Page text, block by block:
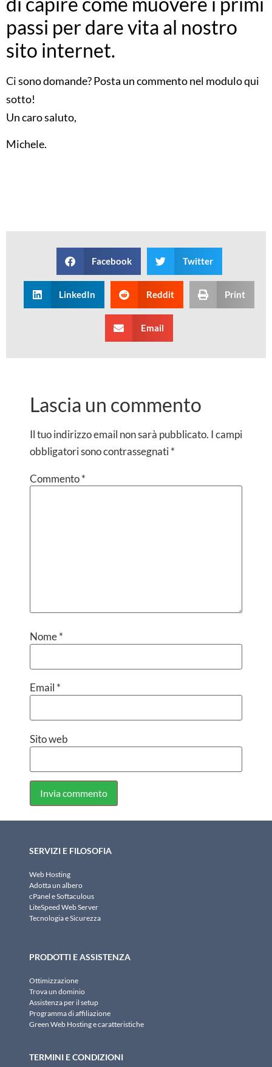
passi per dare vita al nostro
sito internet.
Ci sono domande? Posta un commento nel modulo qui
sotto!
Un caro saluto,
Michele.
Facebook Twitter
LinkedIn Reddit Print
Email
Lascia un commento
Il tuo indirizzo email non sarà pubblicato. I campi
obbligatori sono contrassegnati*
Commento*
Nome*
Email *
Sito web
SERVIZI E FILOSOFIA
Web Hosting
Adotta un albero
cPanel e Softaculous
LiteSpeed Web Server
Tecnologia e Sicurezza
PRODOTTI E ASSISTENZA
Ottimizzazione
Trova un dominio
Assistenza per il setup
Programma di affiliazione
Green Web Hosting e caratteristiche
TERMINI E CONDIZIONI